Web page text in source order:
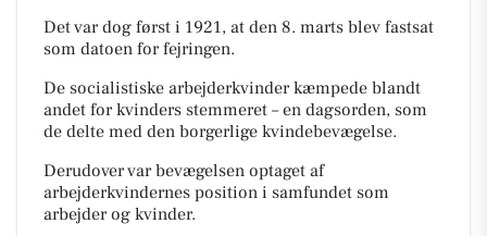
Det var dog først i 1921, at den 8. marts blev fastsat
som datoen for fejringen.
De socialistiske arbejderkvinder kæmpede blandt
andet for kvinders stemmeret – en dagsorden, som
de delte med den borgerlige kvindebevægelse.
Derudover var bevægelsen optaget af
arbejderkvindernes position i samfundet som
arbejderog kvinder.